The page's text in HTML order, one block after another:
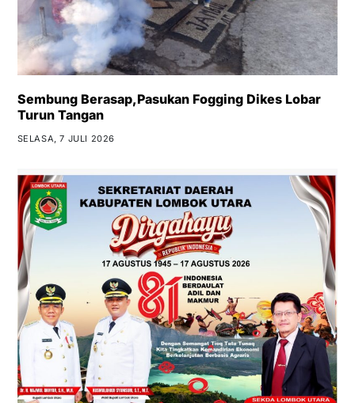
Sembung Berasap,Pasukan Fogging Dikes Lobar
Turun Tangan
SELASA, 7 JULI 2026